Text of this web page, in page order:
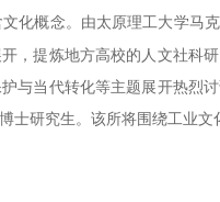
化概念。由太原理工大学马
，提炼地方高校的人文社科
与当代转化等主题展开热烈
士研究生。该所将围绕工业文